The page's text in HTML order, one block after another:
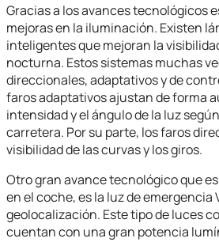
Gracias a los avances tecnológicos
mejoras en la iluminación. Existen
inteligentes que mejoran la
nocturna. Estos sistemas muchas
direccionales, adaptativos y de
faros adaptativos ajustan de forma
intensidad y el ángulo de la luz
carretera. Por su parte, los faros
visibilidad de las curvas y los giros.
Otro gran avance tecnológico que
en el coche, es la luz de emergencia
geolocalización. Este tipo de luces
cuentan con una gran potencia